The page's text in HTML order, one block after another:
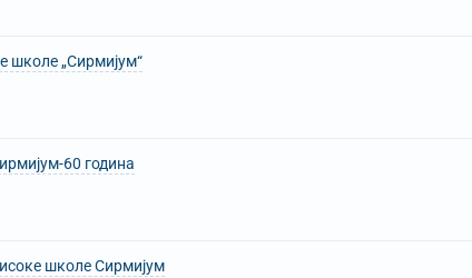
школе „Сирмијум“
60 година
школе Сирмијум